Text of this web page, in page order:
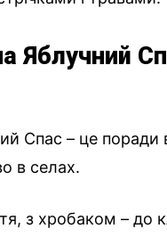
Яблучний
Спас – це поради
в селах.
з хробаком – до